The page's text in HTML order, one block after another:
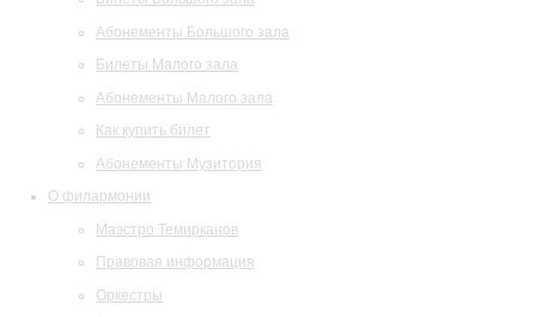
Абонементы Большого зала
Билеты Малого зала
Абонементы Малого зала
Как купить билет
Абонементы Музитория
О филармонии
Маэстро Темирканов
Правовая информация
Оркестры